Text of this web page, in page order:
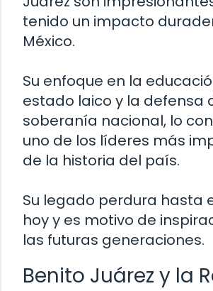
tenido un impacto
México.
Su enfoque en la
estado laico y la defensa
soberanía nacional, lo
uno de los líderes más
de la historia del país.
Su legado perdura hasta
hoy y es motivo de
las futuras generaciones.
Benito Juárez y la